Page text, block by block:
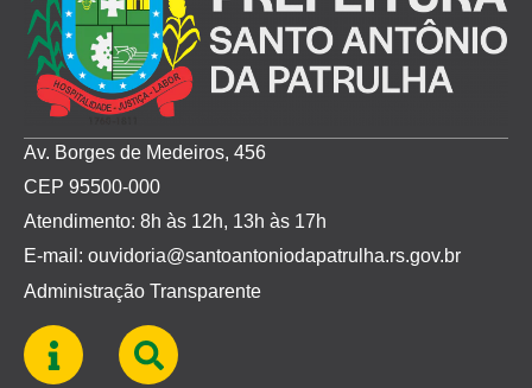
Av. Borges de Medeiros, 456
CEP 95500-000
Atendimento: 8h às 12h, 13h às 17h
E-mail: ouvidoria@santoantoniodapatrulha.rs.gov.br
Administração Transparente